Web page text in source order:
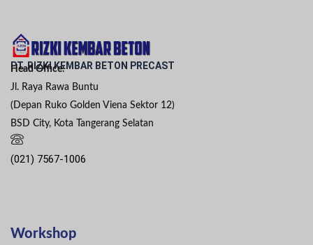
PT. RIZKI KEMBAR BETON PRECAST
Head Office:
Jl. Raya Rawa Buntu
(Depan Ruko Golden Viena Sektor 12)
BSD City, Kota Tangerang Selatan
(021) 7567-1006
Workshop